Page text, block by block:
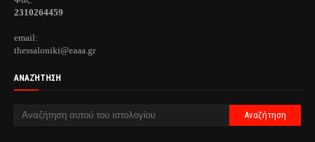
2310264459
email:
thessaloniki@eaaa.gr
ΑΝΑΖΉΤΗΣΗ